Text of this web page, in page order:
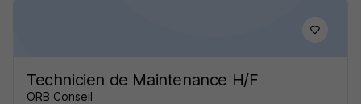
Technicien de Maintenance H/F
ORB Conseil